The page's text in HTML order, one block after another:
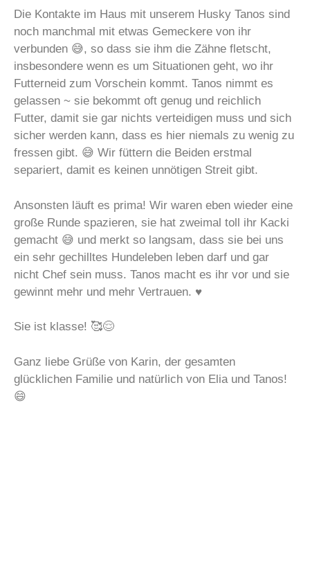
Die Kontakte im Haus mit unserem Husky Tanos sind
noch manchmal mit etwas Gemeckere von ihr
verbunden 😅, so dass sie ihm die Zähne fletscht,
insbesondere wenn es um Situationen geht, wo ihr
Futterneid zum Vorschein kommt. Tanos nimmt es
gelassen ~ sie bekommt oft genug und reichlich
Futter, damit sie gar nichts verteidigen muss und sich
sicher werden kann, dass es hier niemals zu wenig zu
fressen gibt. 😅 Wir füttern die Beiden erstmal
separiert, damit es keinen unnötigen Streit gibt.
Ansonsten läuft es prima! Wir waren eben wieder eine
große Runde spazieren, sie hat zweimal toll ihr Kacki
gemacht 😅 und merkt so langsam, dass sie bei uns
ein sehr gechilltes Hundeleben leben darf und gar
nicht Chef sein muss. Tanos macht es ihr vor und sie
gewinnt mehr und mehr Vertrauen. ♥️
Sie ist klasse! 🥰😌
Ganz liebe Grüße von Karin, der gesamten
glücklichen Familie und natürlich von Elia und Tanos!
😄